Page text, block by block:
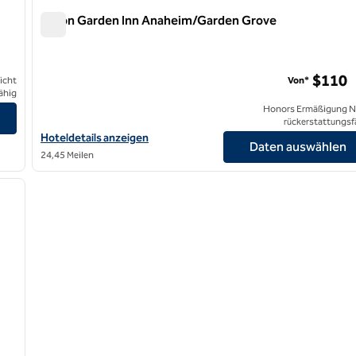
anzeigen
Hilton Garden Inn Anaheim/Garden Grove
Hoteldetails für das Hilton Garden Inn Anaheim/Garden Grove
Hoteldetails anzeigen
24,45 Meilen
Von* $110
Honors Ermäßigung
Daten auswählen
nächstes Bild